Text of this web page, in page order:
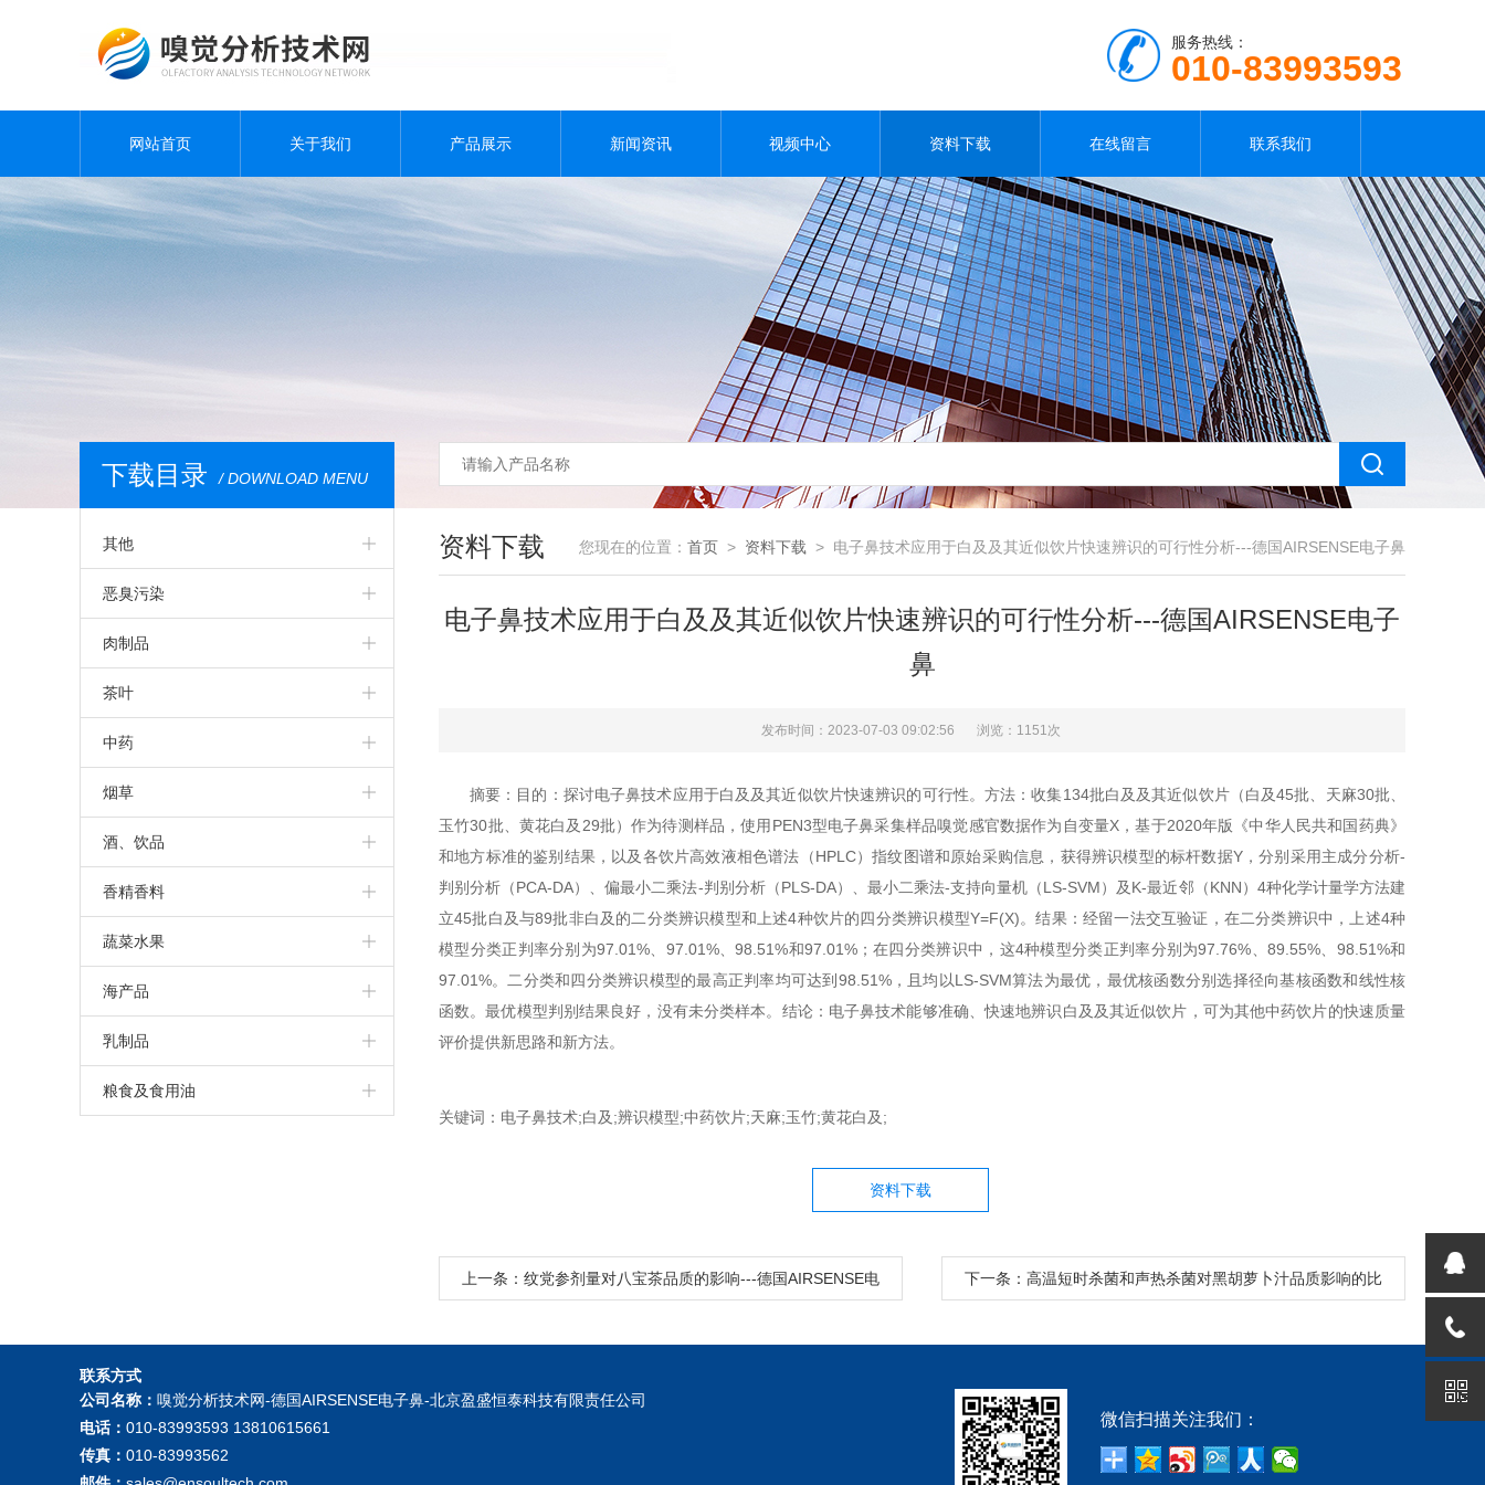
服务热线：
010-83993593
网站首页 关于我们 产品展示 新闻资讯 视频中心 资料下载 在线留言 联系我们
下载目录 / DOWNLOAD MENU
其他
恶臭污染
肉制品
茶叶
中药
烟草
酒、饮品
香精香料
蔬菜水果
海产品
乳制品
粮食及食用油
资料下载 您现在的位置： 首页 > 资料下载 > 电子鼻技术应用于白及及其近似饮片快速辨识的可行性分析---德国AIRSENSE电子鼻
电子鼻技术应用于白及及其近似饮片快速辨识的可行性分析---德国AIRSENSE电子
鼻
发布时间：2023-07-03 09:02:56 浏览：1151次
摘要：目的：探讨电子鼻技术应用于白及及其近似饮片快速辨识的可行性。方法：收集134批白及及其近似饮片（白及45批、天麻30批、
玉竹30批、黄花白及29批）作为待测样品，使用PEN3型电子鼻采集样品嗅觉感官数据作为自变量X，基于2020年版《中华人民共和国药典》
和地方标准的鉴别结果，以及各饮片高效液相色谱法（HPLC）指纹图谱和原始采购信息，获得辨识模型的标杆数据Y，分别采用主成分分析-
判别分析（PCA-DA）、偏最小二乘法-判别分析（PLS-DA）、最小二乘法-支持向量机（LS-SVM）及K-最近邻（KNN）4种化学计量学方法建
立45批白及与89批非白及的二分类辨识模型和上述4种饮片的四分类辨识模型Y=F(X)。结果：经留一法交互验证，在二分类辨识中，上述4种
模型分类正判率分别为97.01%、97.01%、98.51%和97.01%；在四分类辨识中，这4种模型分类正判率分别为97.76%、89.55%、98.51%和
97.01%。二分类和四分类辨识模型的最高正判率均可达到98.51%，且均以LS-SVM算法为最优，最优核函数分别选择径向基核函数和线性核
函数。最优模型判别结果良好，没有未分类样本。结论：电子鼻技术能够准确、快速地辨识白及及其近似饮片，可为其他中药饮片的快速质量
评价提供新思路和新方法。
关键词：电子鼻技术;白及;辨识模型;中药饮片;天麻;玉竹;黄花白及;
资料下载
上一条：纹党参剂量对八宝茶品质的影响---德国AIRSENSE电 下一条：高温短时杀菌和声热杀菌对黑胡萝卜汁品质影响的比
联系方式
公司名称： 嗅觉分析技术网-德国AIRSENSE电子鼻-北京盈盛恒泰科技有限责任公司
电话： 010-83993593 13810615661
传真： 010-83993562
微信扫描关注我们：